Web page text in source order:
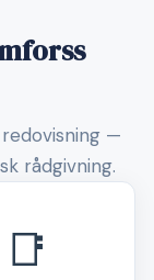
—
rådgivning.
📑